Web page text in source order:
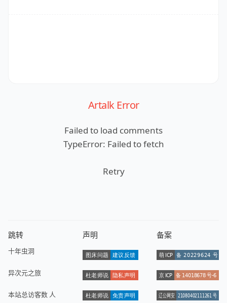
Artalk Error
Failed to load comments
TypeError: Failed to fetch
Retry
跳转
十年虫洞
异次元之旅
本站总访客数 人
声明 备案